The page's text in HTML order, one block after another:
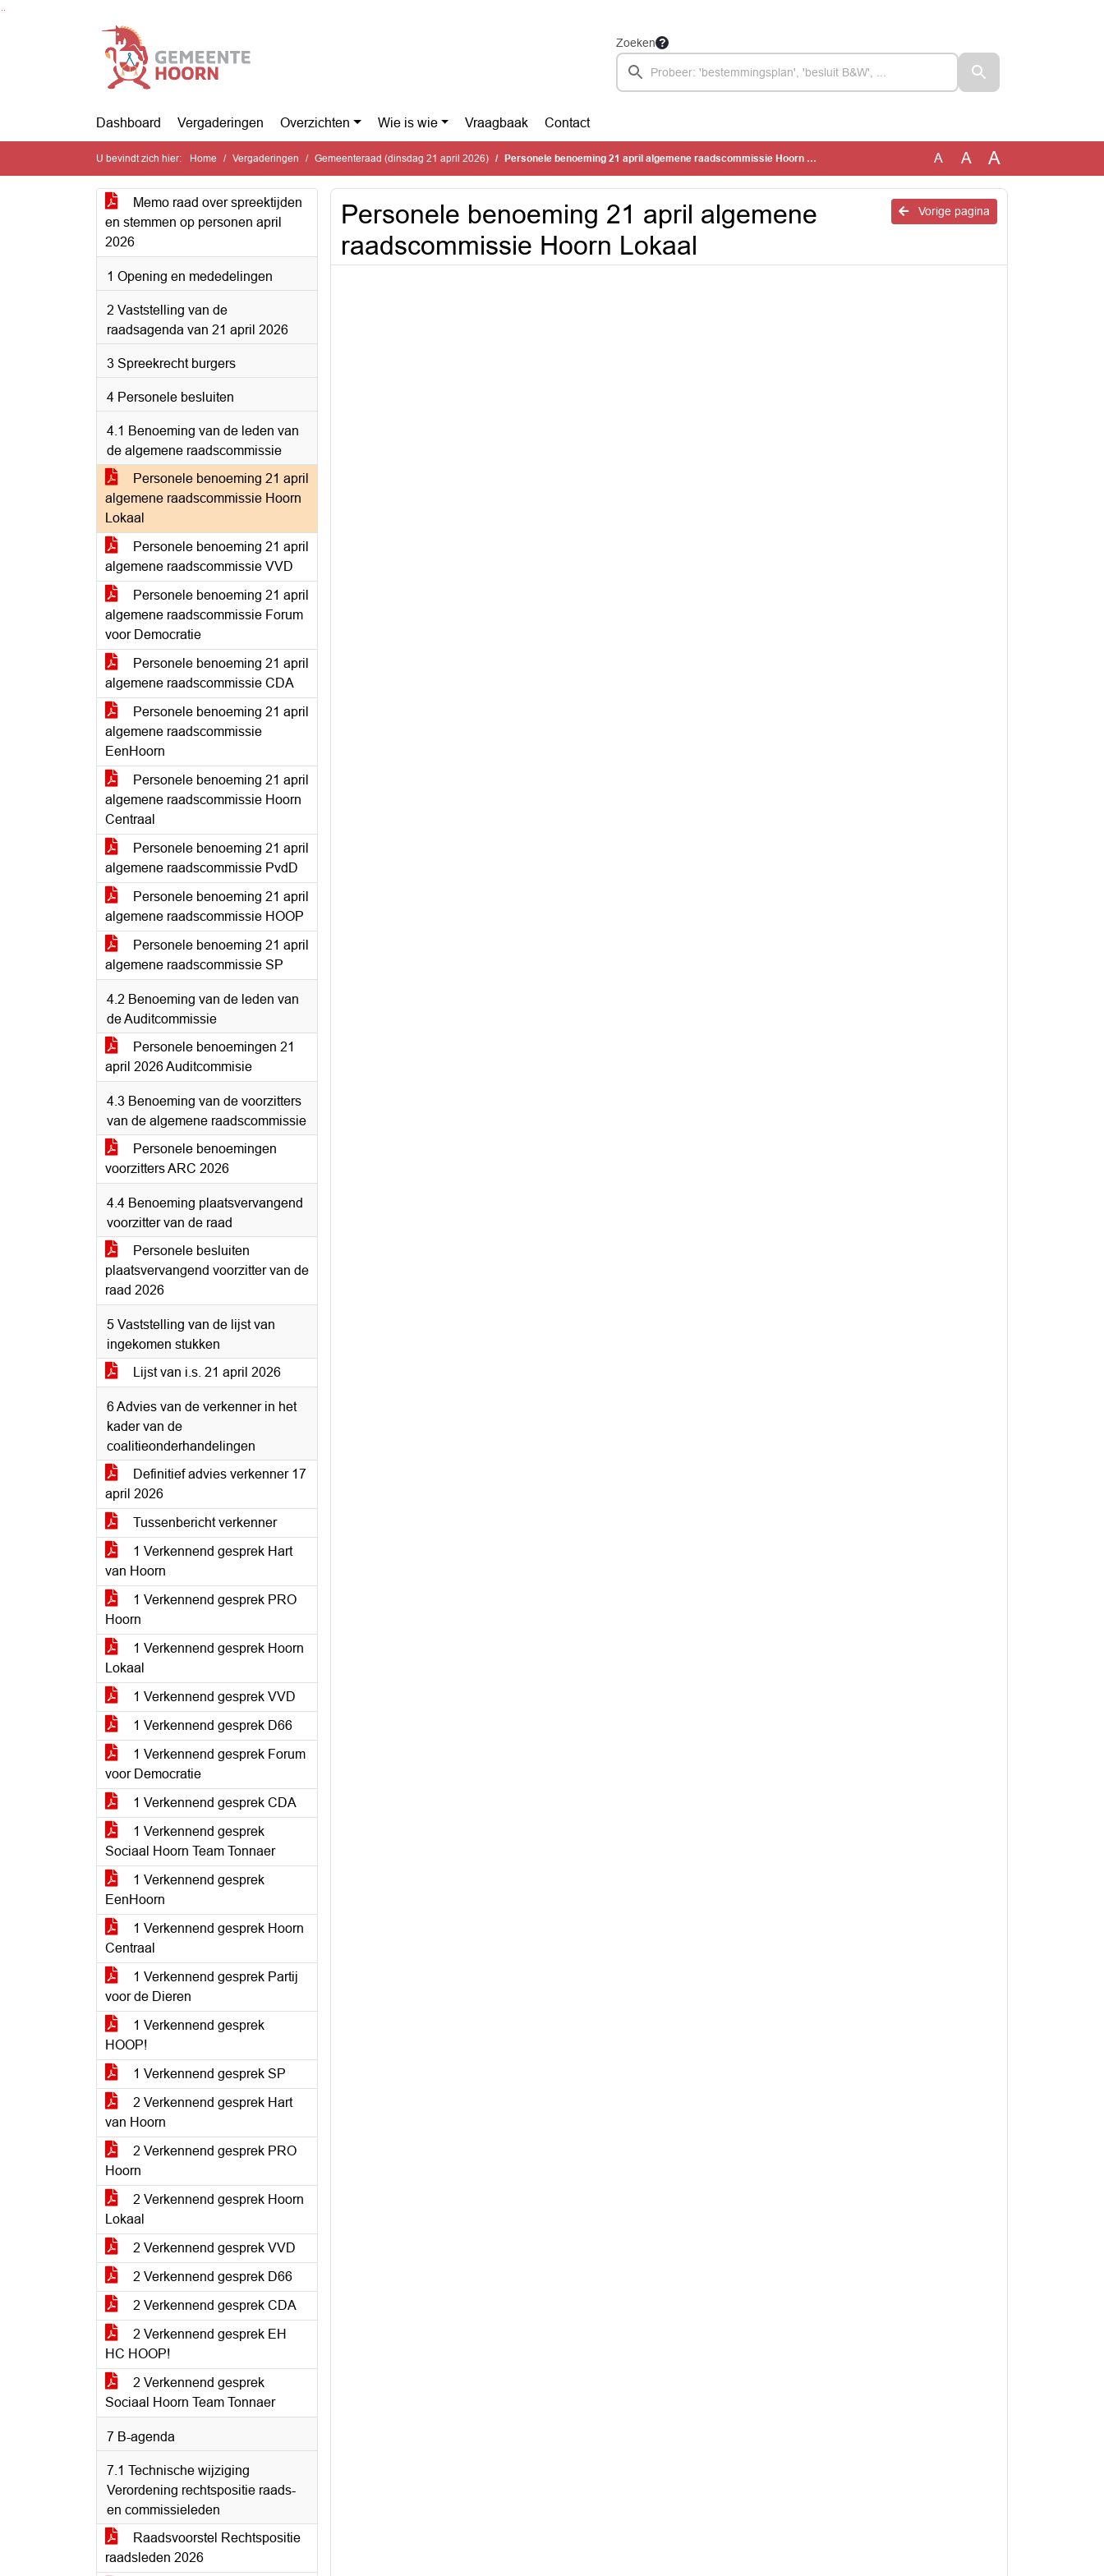
Zoeken
Dashboard Vergaderingen Overzichten Wie is wie Vraagbaak Contact
U bevindt zich hier: Home Vergaderingen Gemeenteraad (dinsdag 21 april 2026) Personele benoeming 21 april algemene raadscommissie Hoorn Lokaal A A A
Memo raad over spreektijden
en stemmen op personen april
2026
1 Opening en mededelingen
2 Vaststelling van de
raadsagenda van 21 april 2026
3 Spreekrecht burgers
4 Personele besluiten
4.1 Benoeming van de leden van
de algemene raadscommissie
Personele benoeming 21 april
algemene raadscommissie Hoorn
Lokaal
Personele benoeming 21 april
algemene raadscommissie VVD
Personele benoeming 21 april
algemene raadscommissie Forum
voor Democratie
Personele benoeming 21 april
algemene raadscommissie CDA
Personele benoeming 21 april
algemene raadscommissie
EenHoorn
Personele benoeming 21 april
algemene raadscommissie Hoorn
Centraal
Personele benoeming 21 april
algemene raadscommissie PvdD
Personele benoeming 21 april
algemene raadscommissie HOOP
Personele benoeming 21 april
algemene raadscommissie SP
4.2 Benoeming van de leden van
de Auditcommissie
Personele benoemingen 21
april 2026 Auditcommisie
4.3 Benoeming van de voorzitters
van de algemene raadscommissie
Personele benoemingen
voorzitters ARC 2026
4.4 Benoeming plaatsvervangend
voorzitter van de raad
Personele besluiten
plaatsvervangend voorzitter van de
raad 2026
5 Vaststelling van de lijst van
ingekomen stukken
Lijst van i.s. 21 april 2026
6 Advies van de verkenner in het
kader van de
coalitieonderhandelingen
Definitief advies verkenner 17
april 2026
Tussenbericht verkenner
1 Verkennend gesprek Hart
van Hoorn
1 Verkennend gesprek PRO
Hoorn
1 Verkennend gesprek Hoorn
Lokaal
1 Verkennend gesprek VVD
1 Verkennend gesprek D66
1 Verkennend gesprek Forum
voor Democratie
1 Verkennend gesprek CDA
1 Verkennend gesprek
Sociaal Hoorn Team Tonnaer
1 Verkennend gesprek
EenHoorn
1 Verkennend gesprek Hoorn
Centraal
1 Verkennend gesprek Partij
voor de Dieren
1 Verkennend gesprek
HOOP!
1 Verkennend gesprek SP
2 Verkennend gesprek Hart
van Hoorn
2 Verkennend gesprek PRO
Hoorn
2 Verkennend gesprek Hoorn
Lokaal
2 Verkennend gesprek VVD
2 Verkennend gesprek D66
2 Verkennend gesprek CDA
2 Verkennend gesprek EH
HC HOOP!
2 Verkennend gesprek
Sociaal Hoorn Team Tonnaer
7 B-agenda
7.1 Technische wijziging
Verordening rechtspositie raads-
en commissieleden
Raadsvoorstel Rechtspositie
raadsleden 2026
Vorige pagina
Personele benoeming 21 april algemene
raadscommissie Hoorn Lokaal